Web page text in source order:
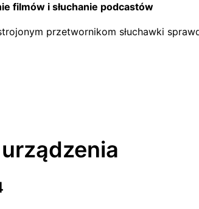
filmów i słuchanie podcastów
przetwornikom słuchawki